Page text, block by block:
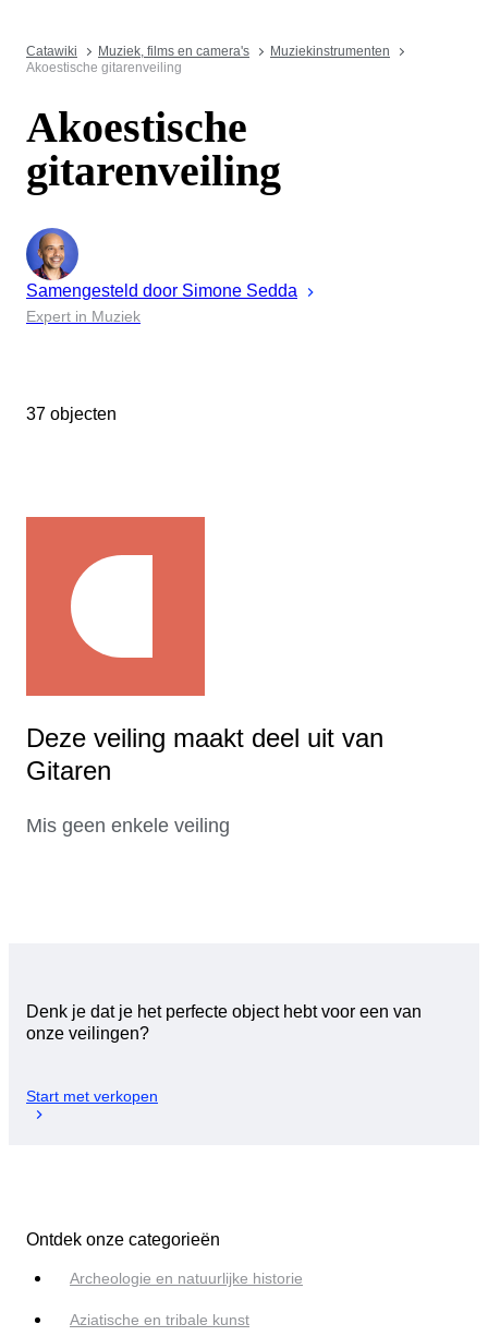
Catawiki Muziek, films en camera's
Muziekinstrumenten
Akoestische gitarenveiling
Akoestische
gitarenveiling
Samengesteld door Simone Sedda
Expert in Muziek
37 objecten
Deze veiling maakt deel uit van
Gitaren
Mis geen enkele veiling
Denk je dat je het perfecte object hebt voor een van
onze veilingen?
Start met verkopen
Ontdek onze categorieën
Archeologie en natuurlijke historie
Aziatische en tribale kunst